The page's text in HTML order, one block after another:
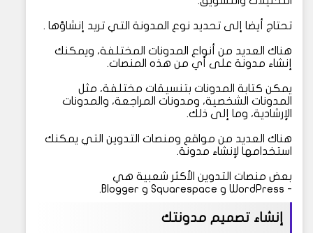
تحتاج أيضا إلى تحديد نوع المدونة التي تريد إنشاؤها .
هناك العديد من أنواع المدونات المختلفة، ويمكنك
إنشاء مدونة على أي من هذه المنصات.
يمكن كتابة المدونات بتنسيقات مختلفة، مثل
المدونات الشخصية، ومدونات المراجعة، والمدونات
الإرشادية، وما إلى ذلك.
هناك العديد من مواقع ومنصات التدوين التي يمكنك
استخدامها لإنشاء مدونة.
بعض منصات التدوين الأكثر شعبية هي
- WordPress و Squarespace و Blogger.
إنشاء تصميم مدونتك